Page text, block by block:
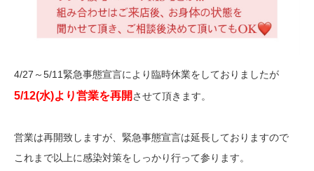
4/27～5/11緊急事態宣言により臨時休業をしておりましたが
5/12(水)より営業を再開させて頂きます。
営業は再開致しますが、緊急事態宣言は延長しておりますので
これまで以上に感染対策をしっかり行って参ります。